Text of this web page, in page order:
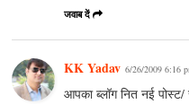
जवाब दें
KK Yadav 6/26/2009 6:16
आपका ब्लॉग नित नई